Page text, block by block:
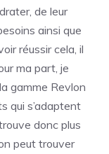
de leur
ainsi que
réussir cela, il
ma part, je
gamme Revlon
qui s’adaptent
donc plus
peut trouver